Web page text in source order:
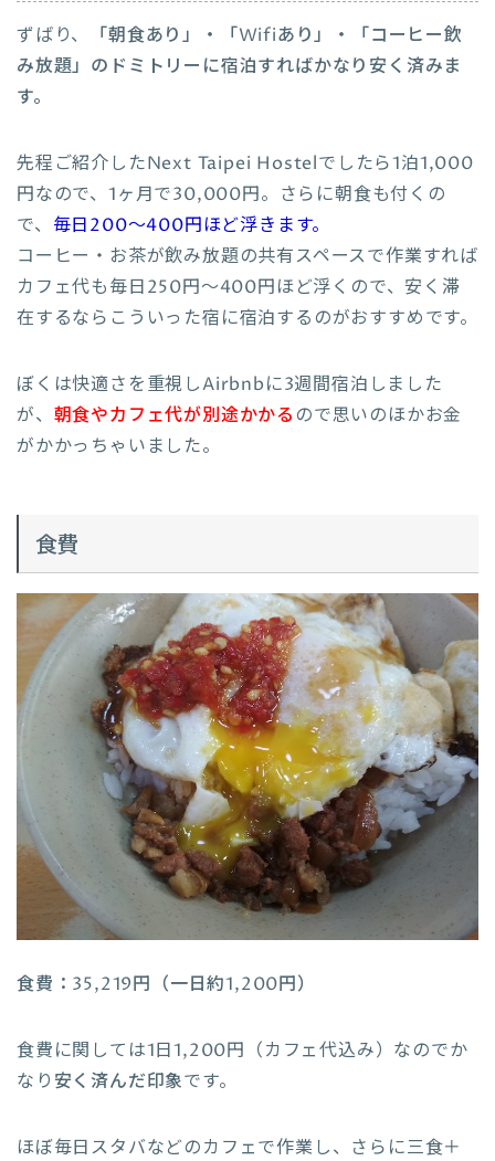
ずばり、
「朝食あり」・「Wifiあり」・「コーヒー飲
み放題」のドミトリーに宿泊すればかなり安く済みま
す。
先程ご紹介したNext Taipei Hostelでしたら1泊1,000
円なので、1ヶ月で30,000円。さらに朝食も付くの
で、 毎日200〜400円ほど浮きます。
コーヒー・お茶が飲み放題の共有スペースで作業すれば
カフェ代も毎日250円〜400円ほど浮くので、安く滞
在するならこういった宿に宿泊するのがおすすめです。
ぼくは快適さを重視しAirbnbに3週間宿泊しました
が、 朝食やカフェ代が別途かかる ので思いのほかお金
がかかっちゃいました。
食費
食費：35,219円（一日約1,200円）
食費に関しては1日1,200円（カフェ代込み）なのでか
なり 安く済んだ印象です。
ほぼ毎日スタバなどのカフェで作業し、さらに三食＋